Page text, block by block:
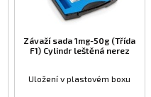
Závaží sada 1mg-50g (Třída
F1) Cylindr leštěná nerez
Uložení v plastovém boxu